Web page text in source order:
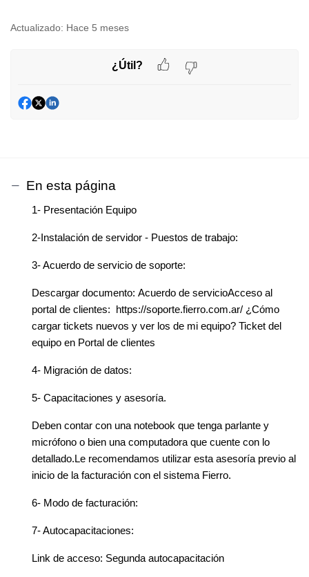
Actualizado: Hace 5 meses
¿Útil?
En esta página
1- Presentación Equipo
2-Instalación de servidor - Puestos de trabajo:
3- Acuerdo de servicio de soporte:
Descargar documento: Acuerdo de servicioAcceso al
portal de clientes: https://soporte.fierro.com.ar/ ¿Cómo
cargar tickets nuevos y ver los de mi equipo? Ticket del
equipo en Portal de clientes
4- Migración de datos:
5- Capacitaciones y asesoría.
Deben contar con una notebook que tenga parlante y
micrófono o bien una computadora que cuente con lo
detallado.Le recomendamos utilizar esta asesoría previo al
inicio de la facturación con el sistema Fierro.
6- Modo de facturación:
7- Autocapacitaciones:
Link de acceso: Segunda autocapacitación